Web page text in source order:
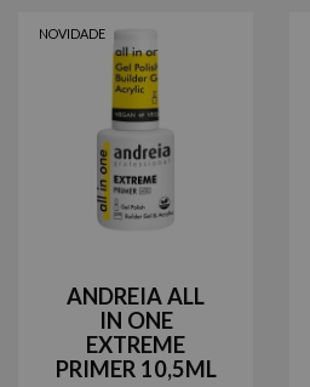
NOVIDADE
ANDREIA ALL
IN ONE
EXTREME
PRIMER 10,5ML